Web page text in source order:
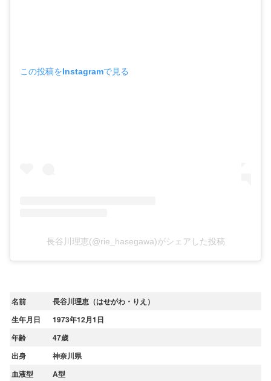
この投稿をInstagramで見る
長谷川理恵(@rie_hasegawa)がシェアした投稿
名前
長谷川理恵（はせがわ・りえ）
生年月日
1973年12月1日
年齢
47歳
出身
神奈川県
血液型
A型